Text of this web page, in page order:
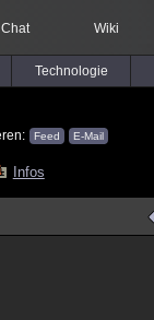
Chat Wiki
Technologie
Feed E-Mail
Infos